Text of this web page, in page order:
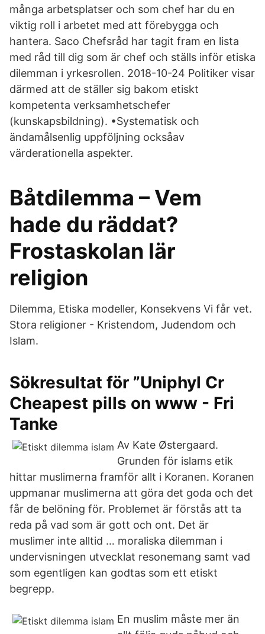
många arbetsplatser och som chef har du en
viktig roll i arbetet med att förebygga och
hantera. Saco Chefsråd har tagit fram en lista
med råd till dig som är chef och ställs inför etiska
dilemman i yrkesrollen. 2018-10-24 Politiker visar
därmed att de ställer sig bakom etiskt
kompetenta verksamhetschefer
(kunskapsbildning). •Systematisk och
ändamålsenlig uppföljning ocksåav
värderationella aspekter.
Båtdilemma – Vem
hade du räddat?
Frostaskolan lär
religion
Dilemma, Etiska modeller, Konsekvens Vi får vet.
Stora religioner - Kristendom, Judendom och
Islam.
Sökresultat för ”Uniphyl Cr
Cheapest pills on www - Fri
Tanke
Av Kate Østergaard.
Grunden för islams etik
hittar muslimerna framför allt i Koranen. Koranen
uppmanar muslimerna att göra det goda och det
får de belöning för. Problemet är förstås att ta
reda på vad som är gott och ont. Det är
muslimer inte alltid … moraliska dilemman i
undervisningen utvecklat resonemang samt vad
som egentligen kan godtas som ett etiskt
begrepp.
En muslim måste mer än